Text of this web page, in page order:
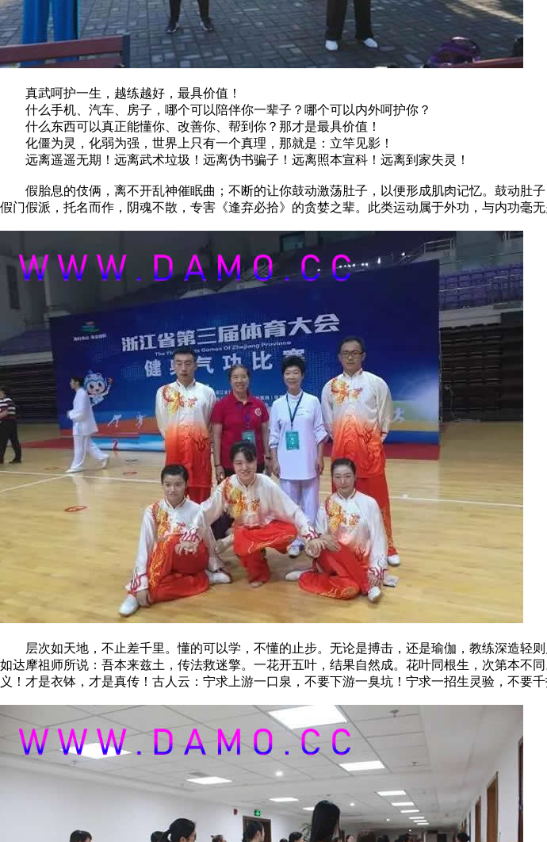
真武呵护一生，越练越好，最具价值！
什么手机、汽车、房子，哪个可以陪伴你一辈子？哪个可以内外呵护你？
什么东西可以真正能懂你、改善你、帮到你？那才是最具价值！
化僵为灵，化弱为强，世界上只有一个真理，那就是：立竿见影！
远离遥遥无期！远离武术垃圾！远离伪书骗子！远离照本宣科！远离到家失灵！
假胎息的伎俩，离不开乱神催眠曲；不断的让你鼓动激荡肚子，以便形成肌肉记忆。鼓动肚
假门假派，托名而作，阴魂不散，专害《逢弃必拾》的贪婪之辈。此类运动属于外功，与内功毫无
层次如天地，不止差千里。懂的可以学，不懂的止步。无论是搏击，还是瑜伽，教练深造轻
如达摩祖师所说：吾本来兹土，传法救迷擎。一花开五叶，结果自然成。花叶同根生，次第本
义！才是衣钵，才是真传！古人云：宁求上游一口泉，不要下游一臭坑！宁求一招生灵验，不要